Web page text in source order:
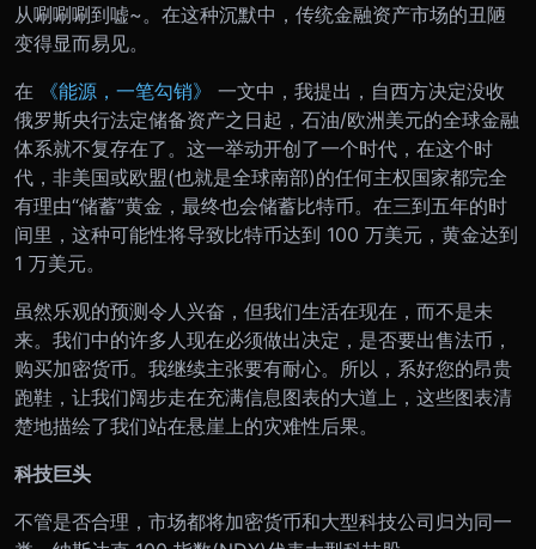
从唰唰唰到嘘~。在这种沉默中，传统金融资产市场的丑陋
变得显而易见。
在
《能源，一笔勾销》
一文中，我提出，自西方决定没收
俄罗斯央行法定储备资产之日起，石油/欧洲美元的全球金融
体系就不复存在了。这一举动开创了一个时代，在这个时
代，非美国或欧盟(也就是全球南部)的任何主权国家都完全
有理由“储蓄”黄金，最终也会储蓄比特币。在三到五年的时
间里，这种可能性将导致比特币达到 100 万美元，黄金达到
1 万美元。
虽然乐观的预测令人兴奋，但我们生活在现在，而不是未
来。我们中的许多人现在必须做出决定，是否要出售法币，
购买加密货币。我继续主张要有耐心。所以，系好您的昂贵
跑鞋，让我们阔步走在充满信息图表的大道上，这些图表清
楚地描绘了我们站在悬崖上的灾难性后果。
科技巨头
不管是否合理，市场都将加密货币和大型科技公司归为同一